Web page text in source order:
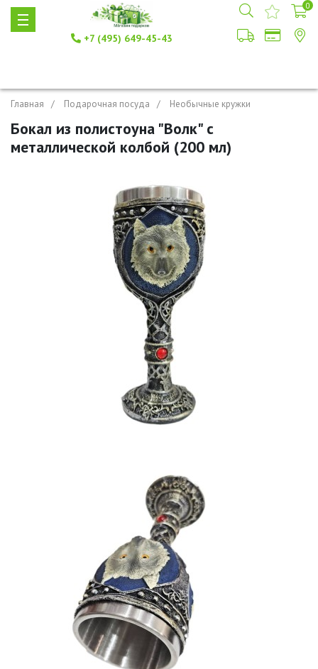
+7 (495) 649-45-43
0
Главная Подарочная посуда Необычные кружки
Бокал из полистоуна "Волк" с
металлической колбой (200 мл)